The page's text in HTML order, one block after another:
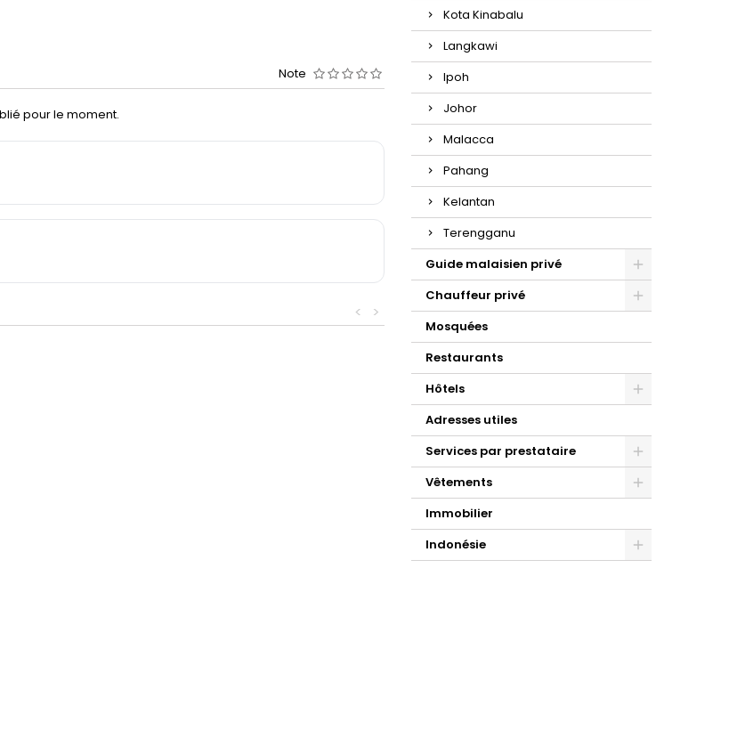
Note
pour le moment.
>
<
Kota Kinabalu
Langkawi
Ipoh
Johor
Malacca
Pahang
Kelantan
Terengganu
Guide malaisien privé
Chauffeur privé
Mosquées
Restaurants
Hôtels
Adresses utiles
Services par prestataire
Vêtements
Immobilier
Indonésie